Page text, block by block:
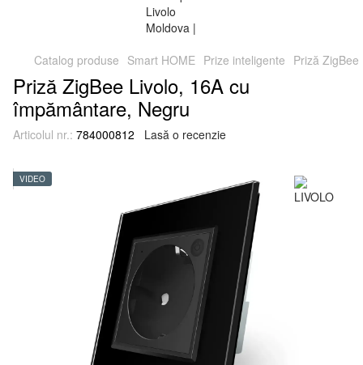
Catalog produse Smart HOME Prize inteligente Priză
Priză ZigBee Livolo, 16A cu
împământare, Negru
Articolul nr.: 784000812 Lasă o recenzie
VIDEO